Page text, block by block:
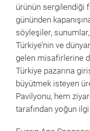
ürünün sergilendiği
gününden
söyleşiler,
Türkiye’nin ve
gelen misafirlerine
Türkiye pazarına
büyütmek isteyen
Pavilyonu, hem
tarafından yoğun